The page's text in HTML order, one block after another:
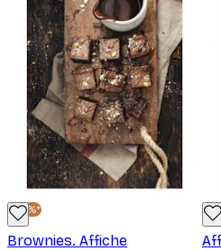
-30%*
Brownies. Affiche
-